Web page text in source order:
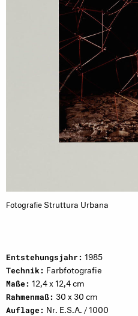
FotografieStruttura Urbana
Entstehungsjahr: 1985
Technik: Farbfotografie
Maße: 12,4 x 12,4 cm
Rahmenmaß: 30 x 30 cm
Auflage: Nr. E.S.A. / 1000